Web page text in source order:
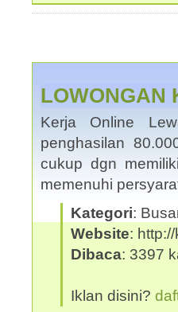
LOWONGAN
Kerja Online
penghasilan
cukup dgn
memenuhi
Kategori:
Website:
Dibaca: 3397
Iklan disini?